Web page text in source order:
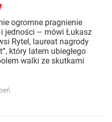
ogromne pragnienie
jedności – mówi Łukasz
Rytel, laureat nagrody
który latem ubiegłego
walki ze skutkami